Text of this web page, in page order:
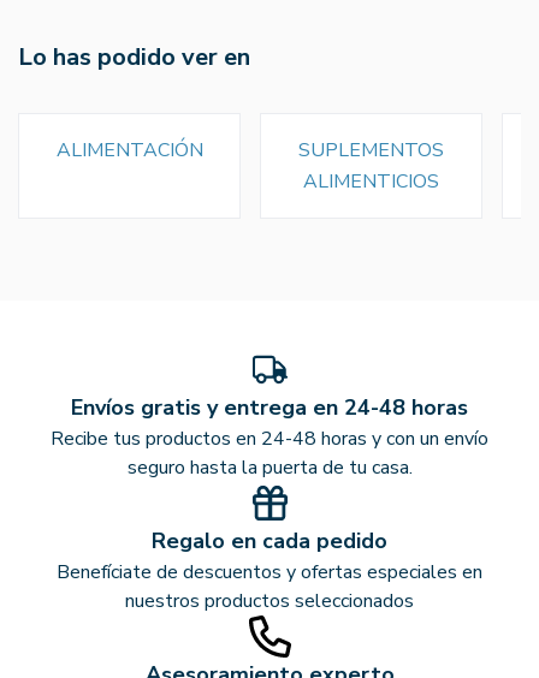
Lo has podido ver en
ALIMENTACIÓN
SUPLEMENTOS
ALIMENTICIOS
Envíos gratis y entrega en 24-48 horas
Recibe tus productos en 24-48 horas y con un envío
seguro hasta la puerta de tu casa.
Regalo en cada pedido
Benefíciate de descuentos y ofertas especiales en
nuestros productos seleccionados